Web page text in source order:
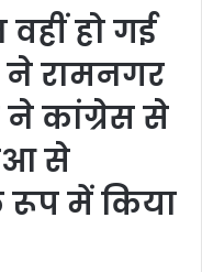
हो गई
रामनगर
ने कांग्रेस से
से
रूप में किया